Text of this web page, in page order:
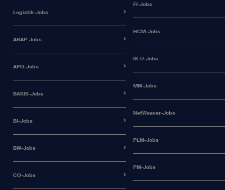
Logistik-Jobs
ABAP-Jobs
APO-Jobs
BASIS-Jobs
BI-Jobs
BW-Jobs
CO-Jobs
FI-Jobs
HCM-Jobs
IS-U-Jobs
MM-Jobs
NetWeaver-Jobs
PLM-Jobs
PM-Jobs